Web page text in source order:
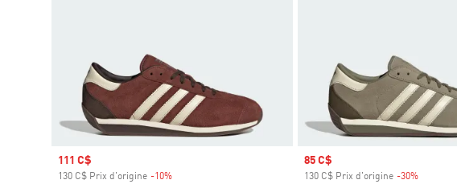
Prix soldé
111 C$
130 C$ Prix d'origine -10%
Prix soldé
85 C$
130 C$ Prix d'origine -30%Rabais